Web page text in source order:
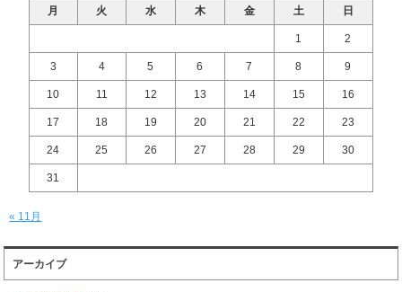
月
火 水 木 金 土 日
1 2
3 4 5 6 7 8 9
10 11 12 13 14 15 16
17 18 19 20 21 22 23
24 25 26 27 28 29 30
31
« 11月
アーカイブ